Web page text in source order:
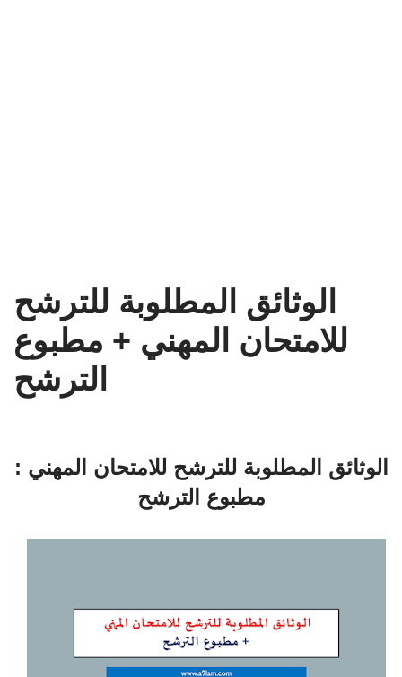
الوثائق المطلوبة للترشح
للامتحان المهني + مطبوع
الترشح
الوثائق المطلوبة للترشح للامتحان المهني :
مطبوع الترشح